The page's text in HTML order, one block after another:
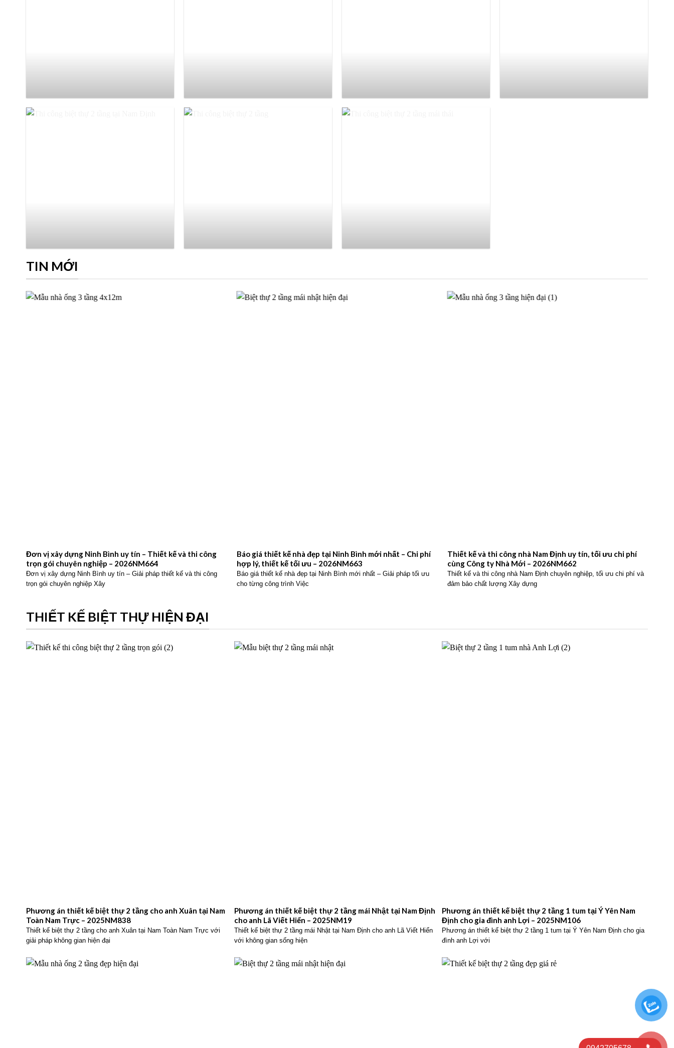
TIN MỚI
Đơn vị xây dựng Ninh Bình uy tín – Thiết kế và thi công
trọn gói chuyên nghiệp – 2026NM664
Đơn vị xây dựng Ninh Bình uy tín – Giải pháp thiết kế và thi công
trọn gói chuyên nghiệp Xây
Báo giá thiết kế nhà đẹp tại Ninh Bình mới nhất – Chi phí
hợp lý, thiết kế tối ưu – 2026NM663
Báo giá thiết kế nhà đẹp tại Ninh Bình mới nhất – Giải pháp tối ưu
cho từng công trình Việc
Thiết kế và thi công nhà Nam Định uy tín, tối ưu chi phí
cùng Công ty Nhà Mới – 2026NM662
Thiết kế và thi công nhà Nam Định chuyên nghiệp, tối ưu chi phí và
đảm bảo chất lượng Xây dựng
THIẾT KẾ BIỆT THỰ HIỆN ĐẠI
Phương án thiết kế biệt thự 2 tầng cho anh Xuân tại Nam
Toàn Nam Trực – 2025NM838
Thiết kế biệt thự 2 tầng cho anh Xuân tại Nam Toàn Nam Trực với
giải pháp không gian hiện đại
Phương án thiết kế biệt thự 2 tầng mái Nhật tại Nam Định
cho anh Lã Viết Hiển – 2025NM19
Thiết kế biệt thự 2 tầng mái Nhật tại Nam Định cho anh Lã Viết Hiển
với không gian sống hiện
Phương án thiết kế biệt thự 2 tầng 1 tum tại Ý Yên Nam
Định cho gia đình anh Lợi – 2025NM106
Phương án thiết kế biệt thự 2 tầng 1 tum tại Ý Yên Nam Định cho gia
đình anh Lợi với